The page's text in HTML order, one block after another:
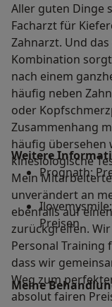
Aller guten Dinge
Facharzt für
Zahnarzt. Und das
Kombination
nach einem
häufig neben
oder
Zusammenhang
häufig übersehen
kinesiologische
Mein
unverändert an
ebenfalls auf
zurückgreifen.
Personal Training
dass wir
Weg zum
absolut fairen
Weitere
Prognath:
Preisen
Meine